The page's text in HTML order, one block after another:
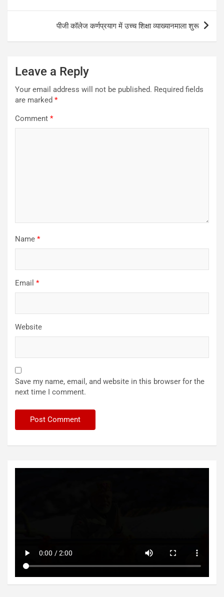
पीजी कॉलेज कर्णप्रयाग में उच्च शिक्षा व्याख्यानमाला शुरू
Leave a Reply
Your email address will not be published. Required fields
are marked *
Comment *
Name *
Email *
Website
Save my name, email, and website in this browser for the
next time I comment.